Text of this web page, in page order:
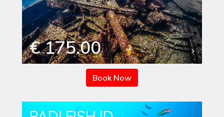
€ 175.00
Book Now